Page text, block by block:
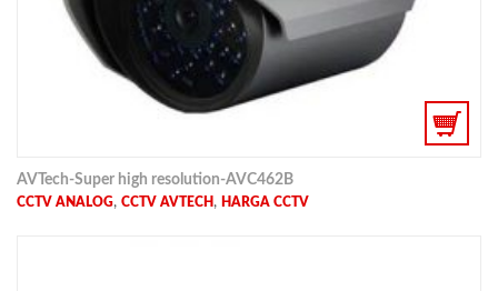
AVTech-Super high resolution-AVC462B
CCTV ANALOG, CCTV AVTECH , HARGA CCTV